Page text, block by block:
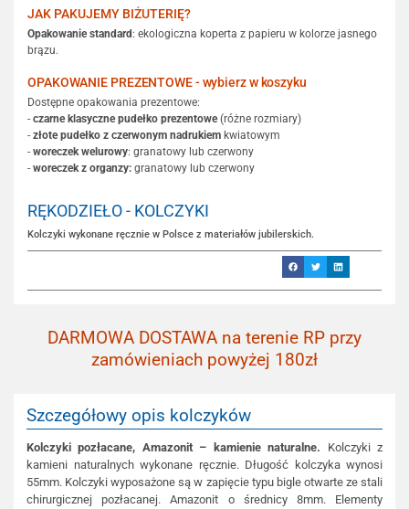
JAK PAKUJEMY BIŻUTERIĘ?
Opakowanie standard: ekologiczna koperta z papieru w kolorze jasnego
brązu.
OPAKOWANIE PREZENTOWE - wybierz w koszyku
Dostępne opakowania prezentowe:
- czarne klasyczne pudełko prezentowe(różne rozmiary)
- złote pudełko z czerwonym nadrukiem kwiatowym
- woreczek welurowy: granatowy lub czerwony
- woreczek z organzy: granatowy lub czerwony
RĘKODZIEŁO - KOLCZYKI
Kolczyki wykonane ręcznie w Polsce z materiałów jubilerskich.
DARMOWA DOSTAWA na terenie RP przy
zamówieniach powyżej 180zł
Szczegółowy opis kolczyków
Kolczyki pozłacane, Amazonit – kamienie naturalne. Kolczyki z
kamieni naturalnych wykonane ręcznie. Długość kolczyka wynosi
55mm. Kolczyki wyposażone są w zapięcie typu bigle otwarte ze stali
chirurgicznej pozłacanej. Amazonit o średnicy 8mm. Elementy